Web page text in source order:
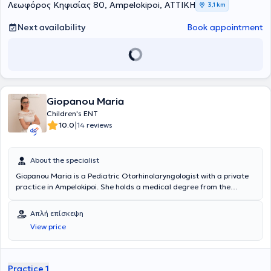
at the "Mitera" General Clinic.
Λεωφόρος Κηφισίας 80, Ampelokipoi, ΑΤΤΙΚΗ
3,1 km
Next availability Book appointment
Giopanou Maria
Children's ENT
10.0|14 reviews
About the specialist
Giopanou Maria is a Pediatric Otorhinolaryngologist with a private
practice in Ampelokipoi. She holds a medical degree from the
Otolaryngology at the ENT Clinic of the General Hospital of Athens
"G. Gennimatas." Additionally, she completed a specialization in
General Surgery at the Surgical Clinic of the General Hospital of
Preveza and received training in the Cardiology, Surgical, and
Απλή επίσκεψη
View price
Practice 1